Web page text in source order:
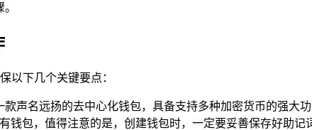
以下几个关键要点：
款声名远扬的去中心化钱包，具备支持多种加密货币的强
钱包，值得注意的是，创建钱包时，一定要妥善保存好助记